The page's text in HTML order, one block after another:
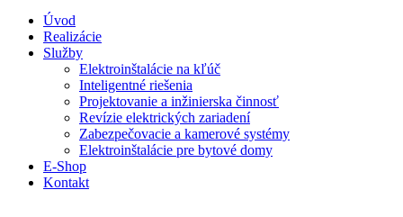
Úvod
Realizácie
Služby
Elektroinštalácie na kľúč
Inteligentné riešenia
Projektovanie a inžinierska činnosť
Revízie elektrických zariadení
Zabezpečovacie a kamerové systémy
Elektroinštalácie pre bytové domy
E-Shop
Kontakt